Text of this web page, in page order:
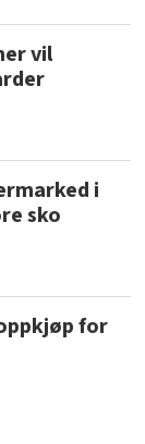
vil
i
sko
for